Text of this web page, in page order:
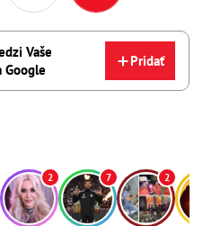
Vaše
Google
Pridať
2 7 2